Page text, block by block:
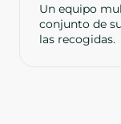
Un equipo
conjunto de
las recogidas.